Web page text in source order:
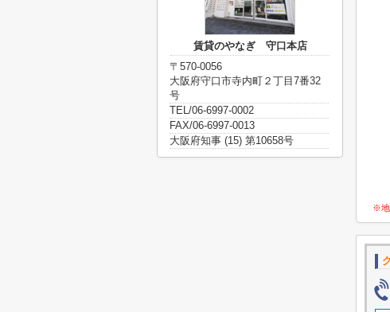
※地
賃貸のやなぎ 守口本店
〒570-0056
大阪府守口市寺内町２丁目7番32
号
TEL/06-6997-0002
FAX/06-6997-0013
大阪府知事 (15) 第10658号